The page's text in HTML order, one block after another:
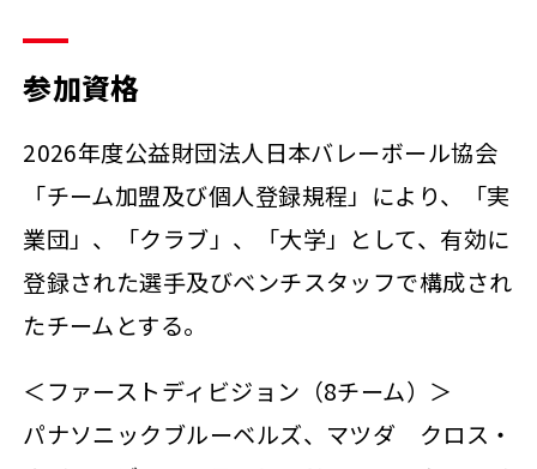
参加資格
2026年度公益財団法人日本バレーボール協会
「チーム加盟及び個人登録規程」により、「実
業団」、「クラブ」、「大学」として、有効に
登録された選手及びベンチスタッフで構成され
たチームとする。
＜ファーストディビジョン（8チーム）＞
パナソニックブルーベルズ、マツダ クロス・